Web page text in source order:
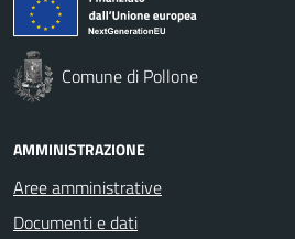
Comune di Pollone
AMMINISTRAZIONE
Aree amministrative
Documenti e dati